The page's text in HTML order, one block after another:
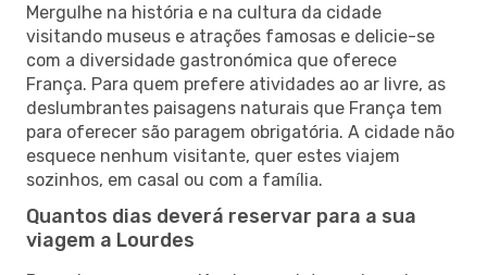
Mergulhe na história e na cultura da cidade
visitando museus e atrações famosas e delicie-se
com a diversidade gastronómica que oferece
França. Para quem prefere atividades ao ar livre, as
deslumbrantes paisagens naturais que França tem
para oferecer são paragem obrigatória. A cidade não
esquece nenhum visitante, quer estes viajem
sozinhos, em casal ou com a família.
Quantos dias deverá reservar para a sua
viagem a Lourdes